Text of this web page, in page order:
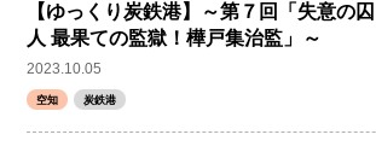
【ゆっくり炭鉄港】～第７回「失意の囚
人 最果ての監獄！樺戸集治監」～
2023.10.05
空知 炭鉄港